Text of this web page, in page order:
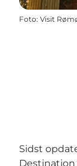
Foto: Visit
Sidst
Destination